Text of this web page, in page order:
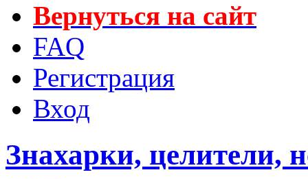
Вернуться на сайт
FAQ
Регистрация
Вход
Знахарки, целители,